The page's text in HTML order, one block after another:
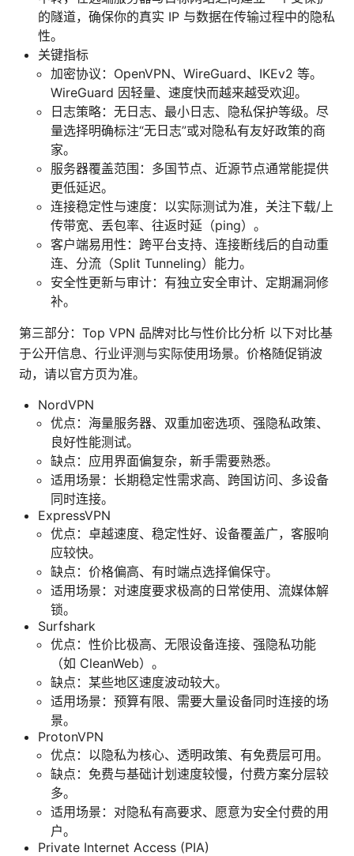
的隧道，确保你的真实 IP 与数据在传输过程中的隐私
性。
关键指标
加密协议：OpenVPN、WireGuard、IKEv2 等。
WireGuard 因轻量、速度快而越来越受欢迎。
日志策略：无日志、最小日志、隐私保护等级。尽
量选择明确标注“无日志”或对隐私有友好政策的商
家。
服务器覆盖范围：多国节点、近源节点通常能提供
更低延迟。
连接稳定性与速度：以实际测试为准，关注下载/上
传带宽、丢包率、往返时延（ping）。
客户端易用性：跨平台支持、连接断线后的自动重
连、分流（Split Tunneling）能力。
安全性更新与审计：有独立安全审计、定期漏洞修
补。
第三部分：Top VPN 品牌对比与性价比分析 以下对比基
于公开信息、行业评测与实际使用场景。价格随促销波
动，请以官方页为准。
NordVPN
优点：海量服务器、双重加密选项、强隐私政策、
良好性能测试。
缺点：应用界面偏复杂，新手需要熟悉。
适用场景：长期稳定性需求高、跨国访问、多设备
同时连接。
ExpressVPN
优点：卓越速度、稳定性好、设备覆盖广，客服响
应较快。
缺点：价格偏高、有时端点选择偏保守。
适用场景：对速度要求极高的日常使用、流媒体解
锁。
Surfshark
优点：性价比极高、无限设备连接、强隐私功能
（如 CleanWeb）。
缺点：某些地区速度波动较大。
适用场景：预算有限、需要大量设备同时连接的场
景。
ProtonVPN
优点：以隐私为核心、透明政策、有免费层可用。
缺点：免费与基础计划速度较慢，付费方案分层较
多。
适用场景：对隐私有高要求、愿意为安全付费的用
户。
Private Internet Access (PIA)